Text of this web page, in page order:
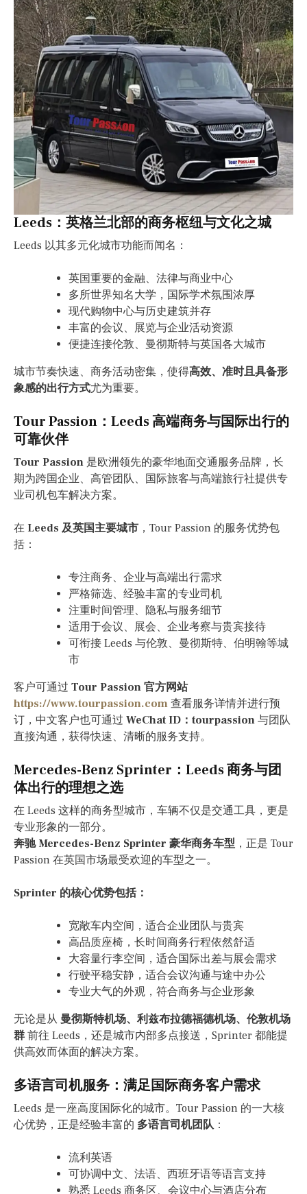
Leeds：英格兰北部的商务枢纽与文化之城
Leeds 以其多元化城市功能而闻名：
英国重要的金融、法律与商业中心
多所世界知名大学，国际学术氛围浓厚
现代购物中心与历史建筑并存
丰富的会议、展览与企业活动资源
便捷连接伦敦、曼彻斯特与英国各大城市
城市节奏快速、商务活动密集，使得高效、准时且具备形
象感的出行方式尤为重要。
Tour Passion：Leeds 高端商务与国际出行的
可靠伙伴
Tour Passion 是欧洲领先的豪华地面交通服务品牌，长
期为跨国企业、高管团队、国际旅客与高端旅行社提供专
业司机包车解决方案。
在 Leeds 及英国主要城市 ，Tour Passion 的服务优势包
括：
专注商务、企业与高端出行需求
严格筛选、经验丰富的专业司机
注重时间管理、隐私与服务细节
适用于会议、展会、企业考察与贵宾接待
可衔接 Leeds 与伦敦、曼彻斯特、伯明翰等城
市
客户可通过 Tour Passion 官方网站
https://www.tourpassion.com 查看服务详情并进行预
订，中文客户也可通过 WeChat ID：tourpassion 与团队
直接沟通，获得快速、清晰的服务支持。
Mercedes-Benz Sprinter：Leeds 商务与团
体出行的理想之选
在 Leeds 这样的商务型城市，车辆不仅是交通工具，更是
专业形象的一部分。
奔驰 Mercedes-Benz Sprinter 豪华商务车型 ，正是 Tour
Passion 在英国市场最受欢迎的车型之一。
Sprinter 的核心优势包括：
宽敞车内空间，适合企业团队与贵宾
高品质座椅，长时间商务行程依然舒适
大容量行李空间，适合国际出差与展会需求
行驶平稳安静，适合会议沟通与途中办公
专业大气的外观，符合商务与企业形象
无论是从 曼彻斯特机场、利兹布拉德福德机场、伦敦机场
群 前往 Leeds，还是城市内部多点接送，Sprinter 都能提
供高效而体面的解决方案。
多语言司机服务：满足国际商务客户需求
Leeds 是一座高度国际化的城市。Tour Passion 的一大核
心优势，正是经验丰富的 多语言司机团队：
流利英语
可协调中文、法语、西班牙语等语言支持
熟悉 Leeds 商务区、会议中心与酒店分布